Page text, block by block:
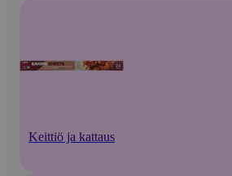
Keittiö ja kattaus